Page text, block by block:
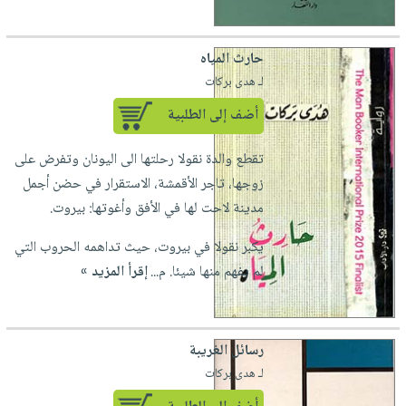
حارث المياه
لـ هدى بركات
أضف إلى الطلبية
تقطع والدة نقولا رحلتها الى اليونان وتفرض على
زوجها، تاجر الأقمشة، الاستقرار في حضن أجمل
مدينة لاحت لها في الأفق وأغوتها: بيروت.
يكبر نقولا في بيروت، حيث تداهمه الحروب التي
لم يفهم منها شيئا. م...إقرأ المزيد »
رسائل الغريبة
لـ هدى بركات